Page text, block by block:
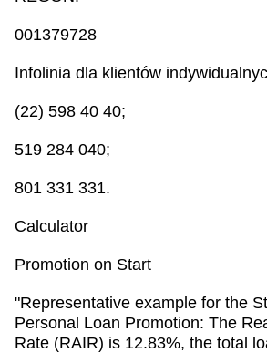
001379728
Infolinia dla klientów
(22) 598 40 40;
519 284 040;
801 331 331.
Calculator
Promotion on Start
"Representative example for the
Personal Loan Promotion: The
Rate (RAIR) is 12.83%, the total